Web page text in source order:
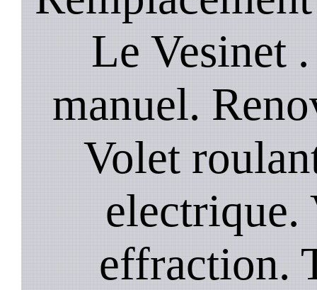
Le Vesinet
manuel.
Volet
electrique.
effraction.